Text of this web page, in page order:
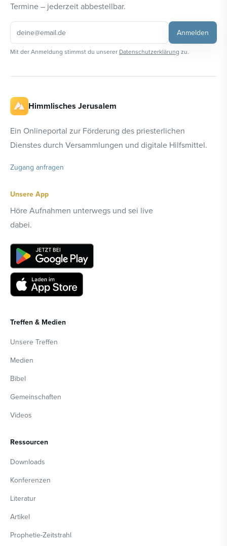
Termine – jederzeit abbestellbar.
Anmelden
Mit der Anmeldung stimmst du unserer Datenschutzerklärung zu.
Himmlisches Jerusalem
Ein Onlineportal zur Förderung des priesterlichen
Dienstes durch Versammlungen und digitale Hilfsmittel.
Zugang anfragen
Unsere App
Höre Aufnahmen unterwegs und sei live
dabei.
Treffen & Medien
Unsere Treffen
Medien
Bibel
Gemeinschaften
Videos
Ressourcen
Downloads
Konferenzen
Literatur
Artikel
Prophetie-Zeitstrahl